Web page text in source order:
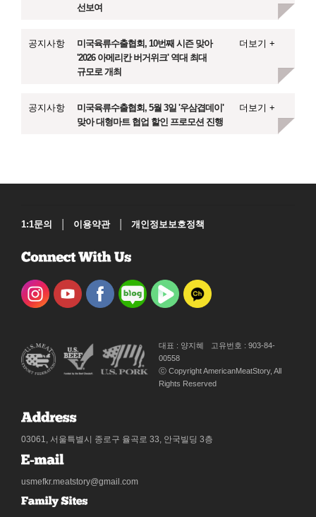
선보여
공지사항
미국육류수출협회, 10번째 시즌 맞아
'2026 아메리칸 버거위크' 역대 최대
규모로 개최
더보기 +
공지사항
미국육류수출협회, 5월 3일 '우삼겹데이'
맞아 대형마트 협업 할인 프로모션 진행
더보기 +
1:1문의 이용약관 개인정보보호정책
대표 : 양지혜
고유번호 : 903-84-
00558
ⓒ Copyright AmericanMeatStory, All
Rights Reserved
03061, 서울특별시 종로구 율곡로 33, 안국빌딩 3층
usmefkr.meatstory@gmail.com